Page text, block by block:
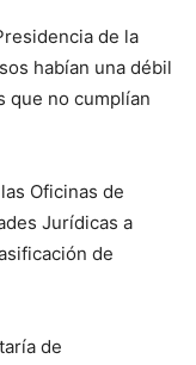
de la
habían una débil
que no cumplían
Oficinas de
Jurídicas a
de
de